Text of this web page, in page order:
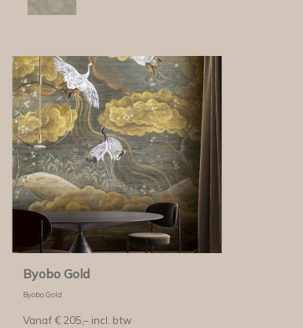
Byobo Gold
Byobo Gold
Vanaf € 205,– incl. btw